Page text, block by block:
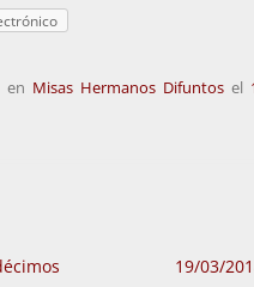
en Misas Hermanos Difuntosel
19/03/